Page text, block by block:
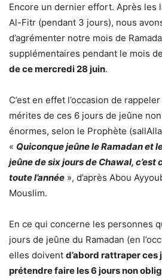
Encore un dernier effort. Après les
Al-Fitr (pendant 3 jours), nous
d’agrémenter notre mois de
supplémentaires pendant le mois
de ce mercredi 28 juin.
C’est en effet l’occasion de
mérites de ces 6 jours de jeûne
énormes, selon le Prophète
« Quiconque jeûne le Ramadan et
jeûne de six jours de Chawal, c’est
toute l’année », d’après Abou
Mouslim.
En ce qui concerne les personnes
jours de jeûne du Ramadan (en
elles doivent d’abord rattraper
prétendre faire les 6 jours non